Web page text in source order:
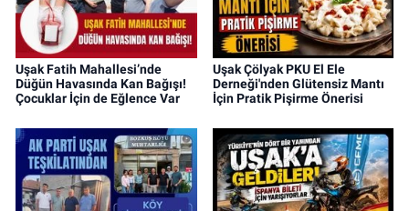
Uşak Fatih Mahallesi’nde
Düğün Havasında Kan Bağışı!
Çocuklar İçin de Eğlence Var
Uşak Çölyak PKU El Ele
Derneği'nden Glütensiz Mantı
İçin Pratik Pişirme Önerisi